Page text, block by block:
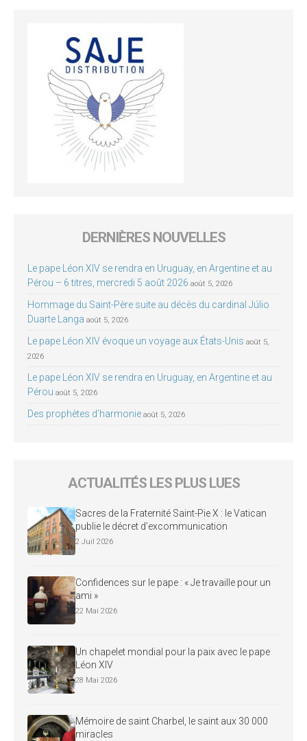
DERNIÈRES NOUVELLES
Le pape Léon XIV se rendra en Uruguay, en Argentine et au
Pérou – 6 titres, mercredi 5 août 2026 août 5, 2026
Hommage du Saint-Père suite au décès du cardinal Júlio
Duarte Langa août 5, 2026
Le pape Léon XIV évoque un voyage aux États-Unis août 5,
2026
Le pape Léon XIV se rendra en Uruguay, en Argentine et au
Pérou août 5, 2026
Des prophètes d’harmonie août 5, 2026
ACTUALITÉS LES PLUS LUES
Sacres de la Fraternité Saint-Pie X : le Vatican
publie le décret d’excommunication
2 Juil 2026
Confidences sur le pape : « Je travaille pour un
ami »
22 Mai 2026
Un chapelet mondial pour la paix avec le pape
Léon XIV
28 Mai 2026
Mémoire de saint Charbel, le saint aux 30 000
miracles